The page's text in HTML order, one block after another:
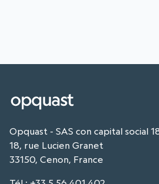
Opquast - SAS con capital social
18, rue Lucien Granet
33150, Cenon, France